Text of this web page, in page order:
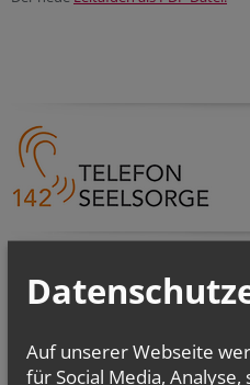
Sa.., 17. Oktober 2026 09:30
Fr.., 06. November 2026 18:00
Auf unserer Webseite
für Social Media,